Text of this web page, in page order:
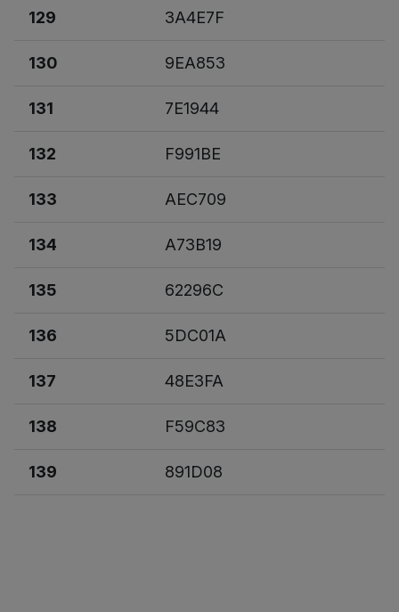
129 3A4E7F
130 9EA853
131 7E1944
132 F991BE
133 AEC709
134 A73B19
135 62296C
136 5DC01A
137 48E3FA
138 F59C83
139 891D08